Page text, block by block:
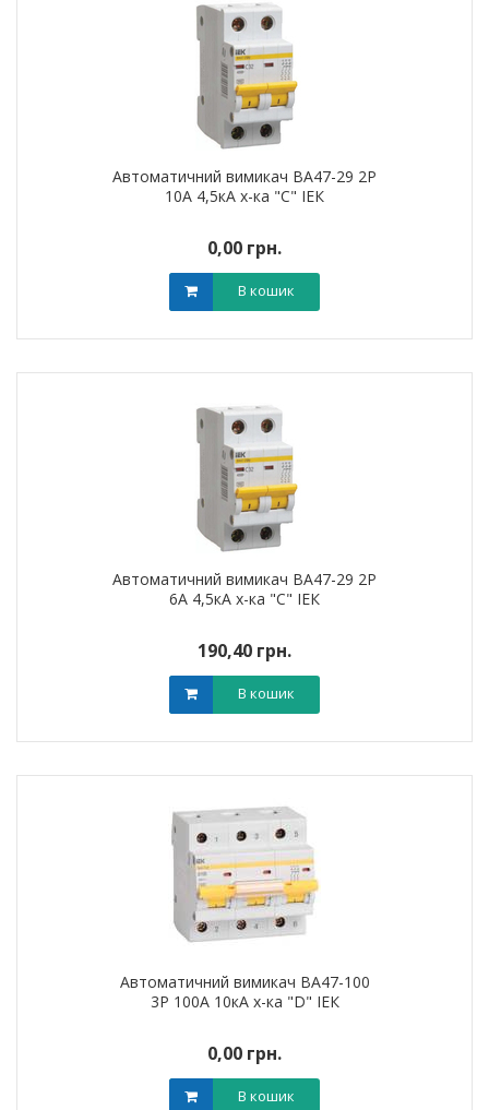
Автоматичний вимикач ВА47-29 2Р
10А 4,5кА х-ка "С" ІЕК
0,00 грн.
В кошик
Автоматичний вимикач ВА47-29 2Р
6А 4,5кА х-ка "С" ІЕК
190,40 грн.
В кошик
Автоматичний вимикач ВА47-100
3Р 100А 10кА х-ка "D" ІЕК
0,00 грн.
В кошик